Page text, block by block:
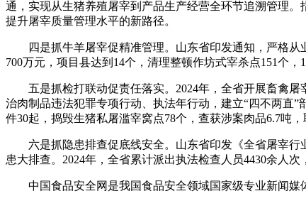
通，实现从生猪养殖屠宰到产品生产经营全环节追溯管理
提升屠宰质量管理水平的新路径。
四是抓牛羊屠宰促精准管理。山东省印发通知，严格从
700万元，项目县达到14个，清理整顿作坊式宰杀点151个
五是抓检打联动促责任落实。2024年，全省开展畜禽屠
治肉制品违法犯罪专项行动、执法年行动，建立“四不两直
件30起，捣毁生猪私屠滥宰窝点78个，查获涉案肉品6.7吨，
六是抓隐患排查促底线安全。山东省印发《全省屠宰行
患大排查。2024年，全省累计派出执法检查人员4430余人
中国食品安全网是我国食品安全领域国家级专业新闻媒